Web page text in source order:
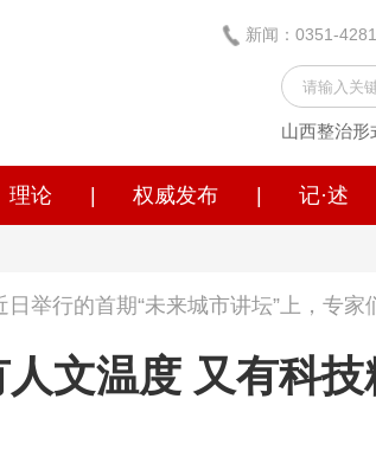
新闻：0351-
山西整治形
理论 权威发布 记·述
举行的首期“未来城市讲坛”上，专
人文温度 又有科技